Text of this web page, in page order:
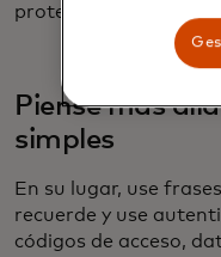
protegidos.
Piense más
simples
En su lugar, use
recuerde y use
códigos de acceso,